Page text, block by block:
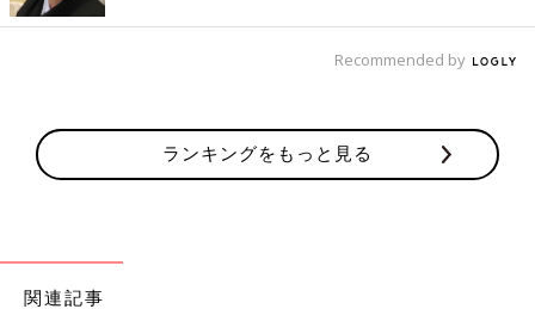
症候群（21トリソミー）などの染色体疾患です。すべての病気や
異常を確定診断できるわけではないということも、知っておく必
高齢出産のママやおなかの赤ちゃんの障がいについて心配なママ
Recommended by
ランキングをもっと見る
関連記事